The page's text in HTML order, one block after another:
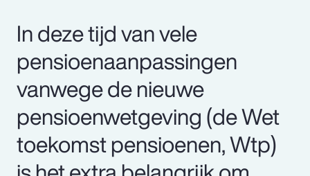
In deze tijd van vele
pensioenaanpassingen
vanwege de nieuwe
pensioenwetgeving (de Wet
toekomst pensioenen, Wtp)